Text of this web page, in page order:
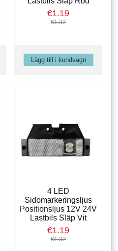
€1.19
€1.32
4 LED
Sidomarkeringsljus
Positionsljus 12V 24V
Lastbils Släp Vit
€1.19
€1.32